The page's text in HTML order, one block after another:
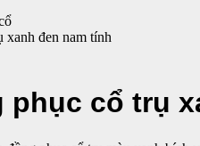
xanh đen nam tính
phục cổ trụ